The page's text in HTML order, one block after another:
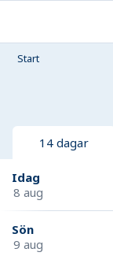
Start
14 dagar
Idag
8 aug
Sön
9 aug